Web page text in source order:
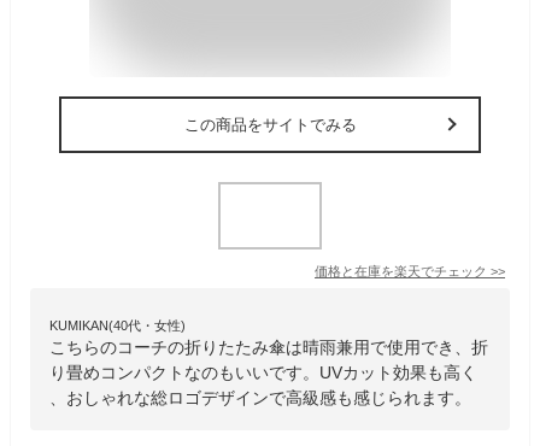
この商品をサイトでみる
価格と在庫を楽天でチェック >>
KUMIKAN(40代・女性)
こちらのコーチの折りたたみ傘は晴雨兼用で使用でき、折
り畳めコンパクトなのもいいです。UVカット効果も高く
、おしゃれな総ロゴデザインで高級感も感じられます。